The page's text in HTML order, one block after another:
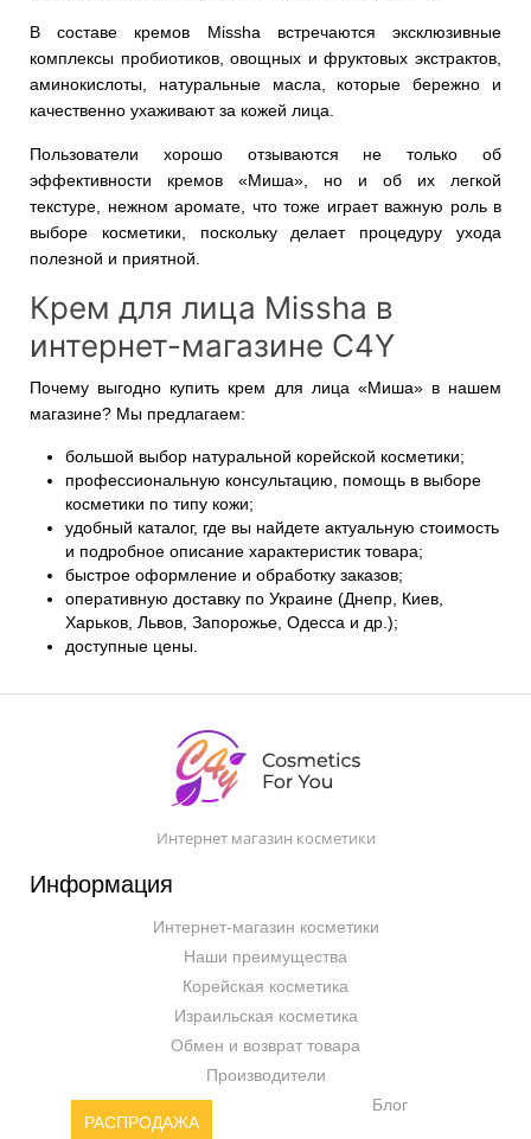
В составе кремов Missha встречаются эксклюзивные
комплексы пробиотиков, овощных и фруктовых экстрактов,
аминокислоты, натуральные масла, которые бережно и
качественно ухаживают за кожей лица.
Пользователи хорошо отзываются не только об
эффективности кремов «Миша», но и об их легкой
текстуре, нежном аромате, что тоже играет важную роль в
выборе косметики, поскольку делает процедуру ухода
полезной и приятной.
Крем для лица Missha в
интернет-магазине C4Y
Почему выгодно купить крем для лица «Миша» в нашем
магазине? Мы предлагаем:
большой выбор натуральной корейской косметики;
профессиональную консультацию, помощь в выборе
косметики по типу кожи;
удобный каталог, где вы найдете актуальную стоимость
и подробное описание характеристик товара;
быстрое оформление и обработку заказов;
оперативную доставку по Украине (Днепр, Киев,
Харьков, Львов, Запорожье, Одесса и др.);
доступные цены.
Интернет магазин косметики
Информация
Интернет-магазин косметики
Наши преимущества
Корейская косметика
Израильская косметика
Обмен и возврат товара
Производители
РАСПРОДАЖА
Блог